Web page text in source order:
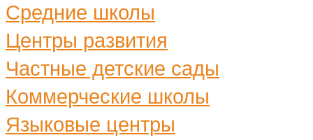
Средние школы
Центры развития
Частные детские сады
Коммерческие школы
Языковые центры